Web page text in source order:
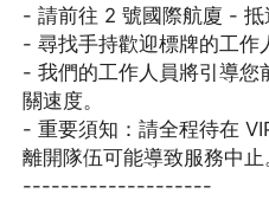
- 請前往 2 號國際航廈 - 抵
- 尋找手持歡迎標牌的工作
- 我們的工作人員將引導您
關速度。
- 重要須知：請全程待在
離開隊伍可能導致服務中止
--------------------